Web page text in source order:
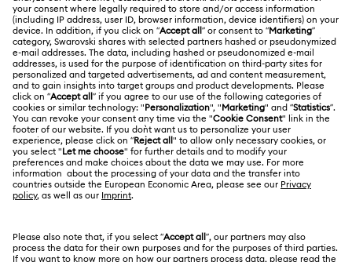
İade ve Değişim
Bize Ulaşın
Ölçü rehberi
Mağaza Bilgileri
Swarovski Club
HAKKIMIZDA
Swarovski Hakkında
İşler & Kariyer
Alumni Community
Profesyoneller İçin
Site Haritası
Swarovski Created Diamonds
YASAL KOŞULLAR
Kullanım Koşulları
Ön bilgilendirme koşulları
Gizlilik politikası
Türkiye
English
Türkçe